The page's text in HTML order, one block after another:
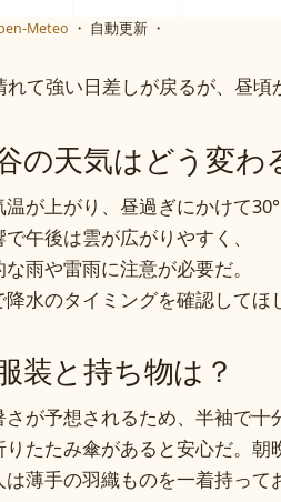
Meteo ・ 自動更新 ・
て強い日差しが戻るが、昼頃
の天気はどう変わ
が上がり、昼過ぎにかけて
午後は雲が広がりやすく、
雨や雷雨に注意が必要だ。
水のタイミングを確認してほ
装と持ち物は？
が予想されるため、半袖で十
たたみ傘があると安心だ。朝
薄手の羽織ものを一着持って